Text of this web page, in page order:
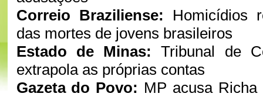
Correio Braziliense: Homicídios
das mortes de jovens brasileiros
Estado de Minas: Tribunal de
extrapola as próprias contas
Gazeta do Povo: MP acusa